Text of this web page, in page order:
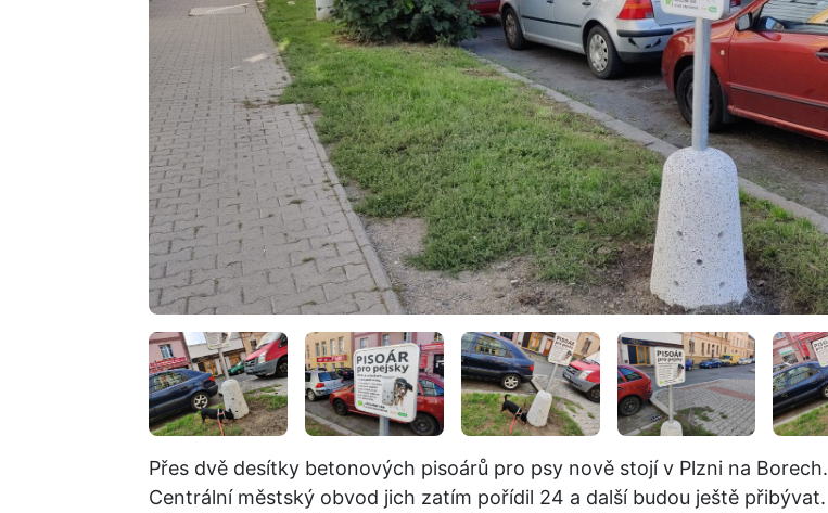
Přes dvě desítky betonových pisoárů pro psy nově stojí v Plzni na Borech.
Centrální městský obvod jich zatím pořídil 24 a další budou ještě přibývat.